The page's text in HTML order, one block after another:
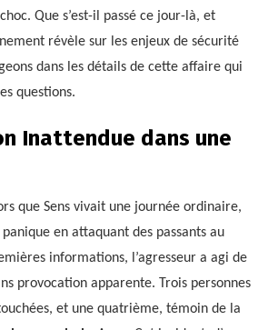
Que s’est-il passé ce jour-là, et
révèle sur les enjeux de sécurité
dans les détails de cette affaire qui
questions.
Inattendue dans une
que Sens vivait une journée ordinaire,
en attaquant des passants au
informations, l’agresseur a agi de
provocation apparente. Trois personnes
et une quatrième, témoin de la